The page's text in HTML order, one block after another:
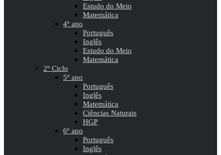
Estudo do Meio
Matemática
4º ano
Português
Inglês
Estudo do Meio
Matemática
2º Ciclo
5º ano
Português
Inglês
Matemática
Ciências Naturais
HGP
6º ano
Português
Inglês